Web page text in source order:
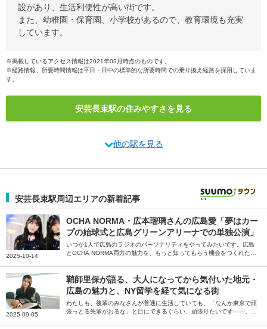
設があり、生活利便性が高い街です。
また、幼稚園・保育園、小学校があるので、教育環境も充実
しています。
※掲載しているアクセス情報は2021年03月時点のものです。
※経路情報、所要時間情報は平日・日中の標準的な所要時間での乗り換え経路を採用していま
す。
安芸長束駅の住みやすさを見る
他の駅を見る
安芸長束駅周辺エリアの新着記事
2025-10-14
OCHA NORMA・広本瑠璃さんの広島愛「夢はカー
プの始球式と広島グリーンアリーナでの単独公演」
いつか1人で広島のラジオのパーソナリティをやってみたいです。広島
とOCHA NORMA両方の魅力を、もっと知ってもらう機会をつくれたら
いる広本さんに、広島愛をたっぷり語っていただきました。
2025-09-05
鞘師里保が語る、大人になってから気付いた地元・
広島の魅力と、NY留学を経て気になる街
わたしも、後輩のみなさんが普通に生活していても、「なんか東京で頑
張っとる先輩がおるな」と目にできるぐらい、頑張りたいです――。そ